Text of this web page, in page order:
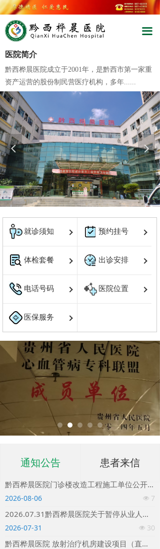
끀
끀
医院简介
黔西桦晨医院成立于2001年，是黔西市第一家重
资产运营的股份制民营医疗机构，多年......
넳 넲
就诊须知 预约挂号
体检套餐 出诊安排
电话号码 医院位置
医保服务
通知公告 患者来信
黔西桦晨医院门诊楼改造工程施工单位公开招标公告
넶 7
2026-08-06
2026.07.31黔西桦晨医院关于暂停从业人员预防性健康体检（健康证）办理通知
넶 30
2026-07-31
黔西桦晨医院 放射治疗机房建设项目（直线加速器机房） 竣工验收报告（公示稿）